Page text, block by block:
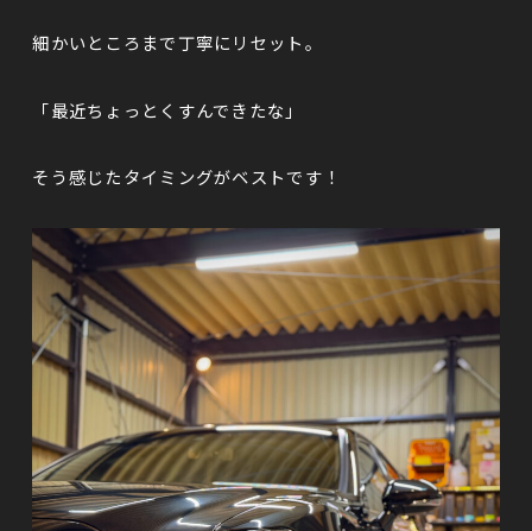
細かいところまで丁寧にリセット。
「最近ちょっとくすんできたな」
そう感じたタイミングがベストです！